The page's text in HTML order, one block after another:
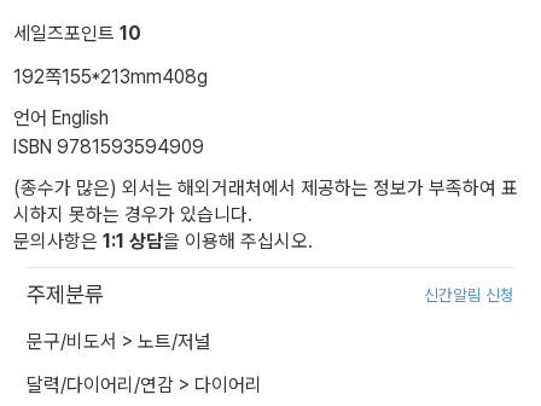
세일즈포인트 10
192쪽155*213mm408g
언어 English
ISBN 9781593594909
(종수가 많은) 외서는 해외거래처에서 제공하는 정보가 부족하여 표
시하지 못하는 경우가 있습니다.
문의사항은 1:1 상담을 이용해 주십시오.
주제분류 신간알림 신청
문구/비도서 > 노트/저널
달력/다이어리/연감 > 다이어리